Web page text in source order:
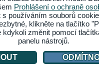
zprávy o svých
newsletteru a získej
pohodlně do své e-
Prohlášení o ochraně
s používáním souborů
klikněte na tlačítko
změnit pomocí
panelu nástrojů.